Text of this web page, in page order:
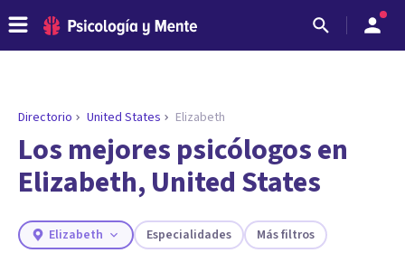
ENCONTRAR MI TERAPEUTA
¿Necesitas ayuda para encontrar el
psicólogo adecuado?
Responde a unas breves preguntas y te ofreceremos
necesidades.
Directorio United States Elizabeth
Los mejores psicólogos en
Elizabeth, United States
Elizabeth Especialidades Más filtros